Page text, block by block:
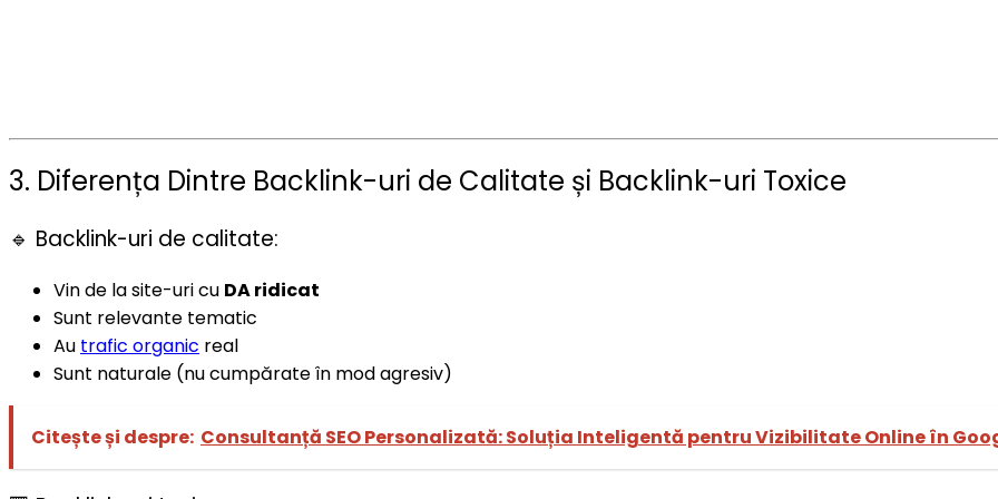
3. Diferența Dintre Backlink-uri de Calitate și Backlink-uri Toxice
🔹 Backlink-uri de calitate:
Vin de la site-uri cu DA ridicat
Sunt relevante tematic
Au trafic organic real
Sunt naturale (nu cumpărate în mod agresiv)
Citește și despre: Consultanță SEO Personalizată: Soluția Inteligentă pentru Vizibilitate Online în